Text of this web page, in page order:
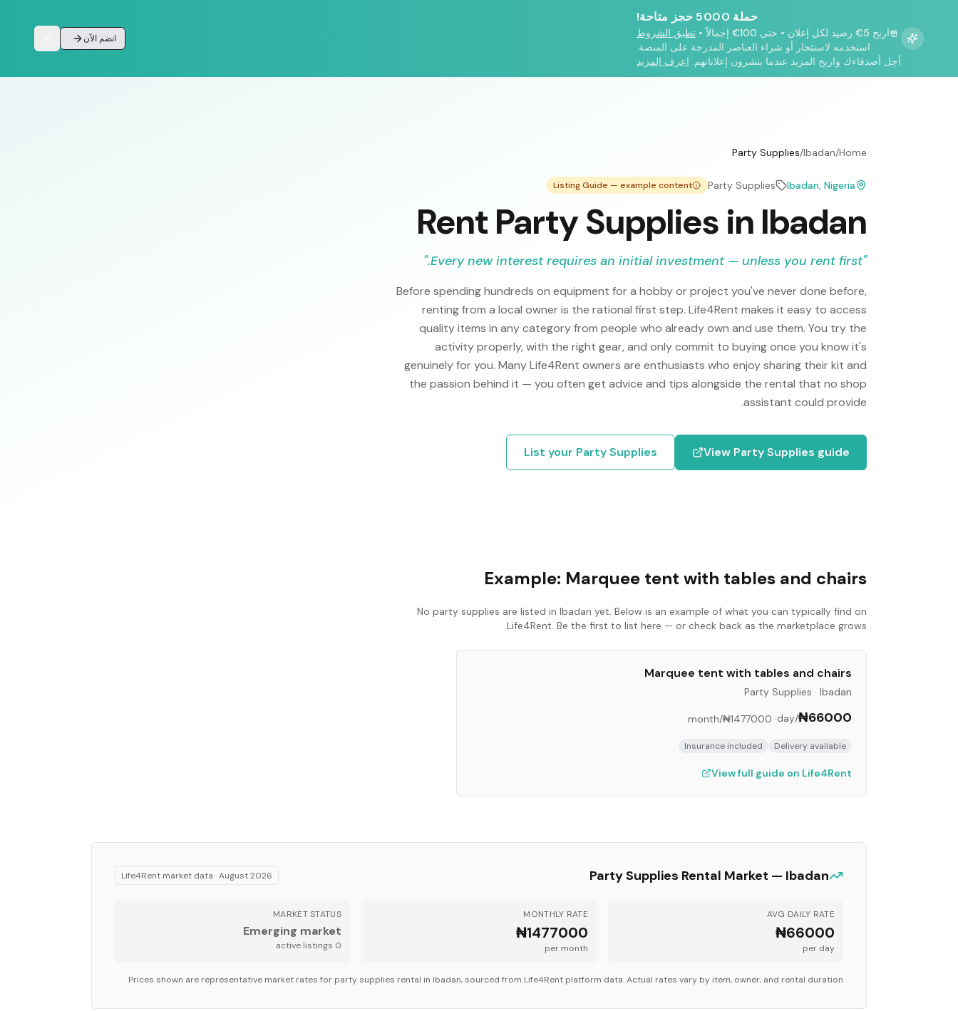
حملة 5000 حجز متاحة!
اربح 5€ رصيد لكل إعلان • حتى 100€ إجمالاً • تطبق الشروط
استخدمه لاستئجار أو شراء العناصر المدرجة على المنصة.
أحِل أصدقاءك واربح المزيد عندما ينشرون إعلاناتهم. اعرف المزيد
انضم الآن
Home
/
Ibadan
/
Party Supplies
Ibadan, Nigeria
Party Supplies
Listing Guide — example content
Rent Party Supplies in Ibadan
"
Every new interest requires an initial investment — unless you rent first.
"
Before spending hundreds on equipment for a hobby or project you've never done before,
renting from a local owner is the rational first step. Life4Rent makes it easy to access
quality items in any category from people who already own and use them. You try the
activity properly, with the right gear, and only commit to buying once you know it's
genuinely for you. Many Life4Rent owners are enthusiasts who enjoy sharing their kit and
the passion behind it — you often get advice and tips alongside the rental that no shop
assistant could provide.
View Party Supplies guide
List your Party Supplies
Example: Marquee tent with tables and chairs
No party supplies are listed in Ibadan yet. Below is an example of what you can typically find on
Life4Rent. Be the first to list here — or check back as the marketplace grows.
Marquee tent with tables and chairs
Party Supplies · Ibadan
₦66000
/day
·
₦1477000
/month
Delivery available
Insurance included
View full guide on Life4Rent
Party Supplies Rental Market — Ibadan
Life4Rent market data ·August 2026
AVG DAILY RATE
₦66000
per day
MONTHLY RATE
₦1477000
per month
MARKET STATUS
Emerging market
0
s
Prices shown are representative market rates for party supplies rental in Ibadan, sourced from Life4Rent platform data. Actual rates vary by item, owner, and rental duration.